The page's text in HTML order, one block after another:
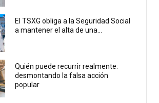
El TSXG obliga a la Seguridad Social
a mantener el alta de una...
Quién puede recurrir realmente:
desmontando la falsa acción
popular